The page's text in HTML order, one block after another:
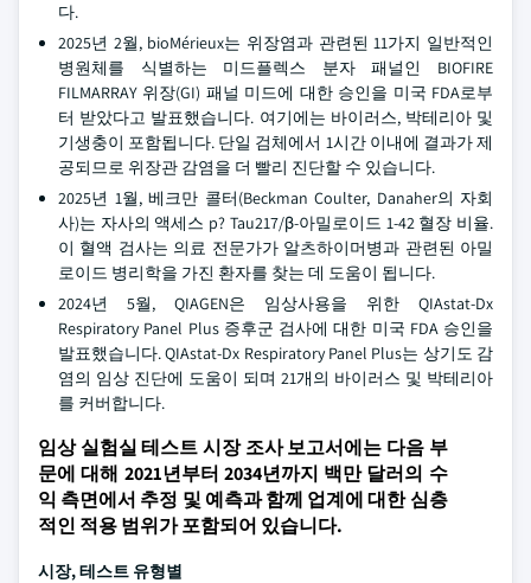
다.
2025년 2월, bioMérieux는 위장염과 관련된 11가지 일반적인
병원체를 식별하는 미드플렉스 분자 패널인 BIOFIRE
FILMARRAY 위장(GI) 패널 미드에 대한 승인을 미국 FDA로부
터 받았다고 발표했습니다. 여기에는 바이러스, 박테리아 및
기생충이 포함됩니다. 단일 검체에서 1시간 이내에 결과가 제
공되므로 위장관 감염을 더 빨리 진단할 수 있습니다.
2025년 1월, 베크만 콜터(Beckman Coulter, Danaher의 자회
사)는 자사의 액세스 p? Tau217/β-아밀로이드 1-42 혈장 비율.
이 혈액 검사는 의료 전문가가 알츠하이머병과 관련된 아밀
로이드 병리학을 가진 환자를 찾는 데 도움이 됩니다.
2024년 5월, QIAGEN은 임상사용을 위한 QIAstat-Dx
Respiratory Panel Plus 증후군 검사에 대한 미국 FDA 승인을
발표했습니다. QIAstat-Dx Respiratory Panel Plus는 상기도 감
염의 임상 진단에 도움이 되며 21개의 바이러스 및 박테리아
를 커버합니다.
임상 실험실 테스트 시장 조사 보고서에는 다음 부
문에 대해 2021년부터 2034년까지 백만 달러의 수
익 측면에서 추정 및 예측과 함께 업계에 대한 심층
적인 적용 범위가 포함되어 있습니다.
시장, 테스트 유형별